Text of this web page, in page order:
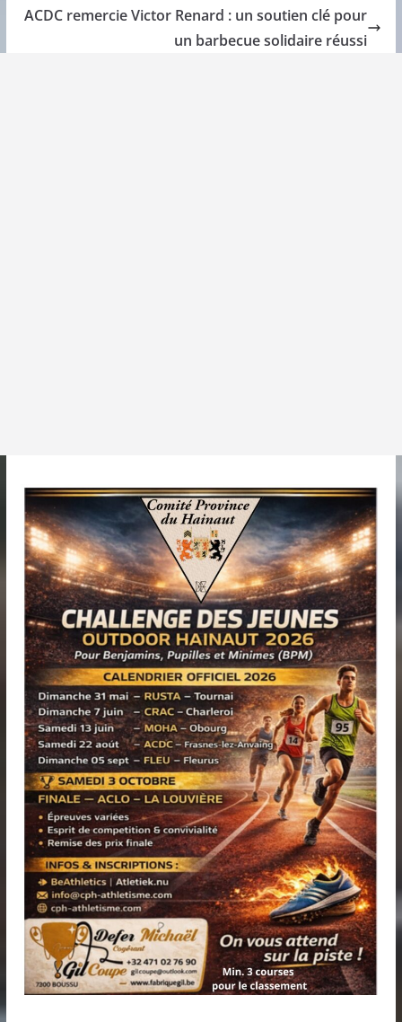
ACDC remercie Victor Renard : un soutien clé pour
un barbecue solidaire réussi